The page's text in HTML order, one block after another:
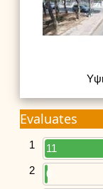
Evaluates
1
11
2
0